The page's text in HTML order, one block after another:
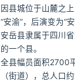
因县城位于山麓之
“安渝”，后演变为“安
安岳县隶属于四川
的一个县。
全县幅员面积2700
（街道），总人口约